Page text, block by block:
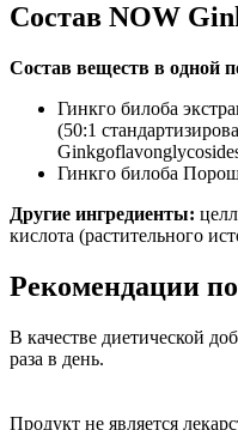
Состав NOW
Состав веществ в одной
Гинкго билоба
(50:1
Гинкго билоба
Другие ингредиенты:
кислота (растительного
Рекомендации
В качестве диетической
раза в день.
Продукт не является